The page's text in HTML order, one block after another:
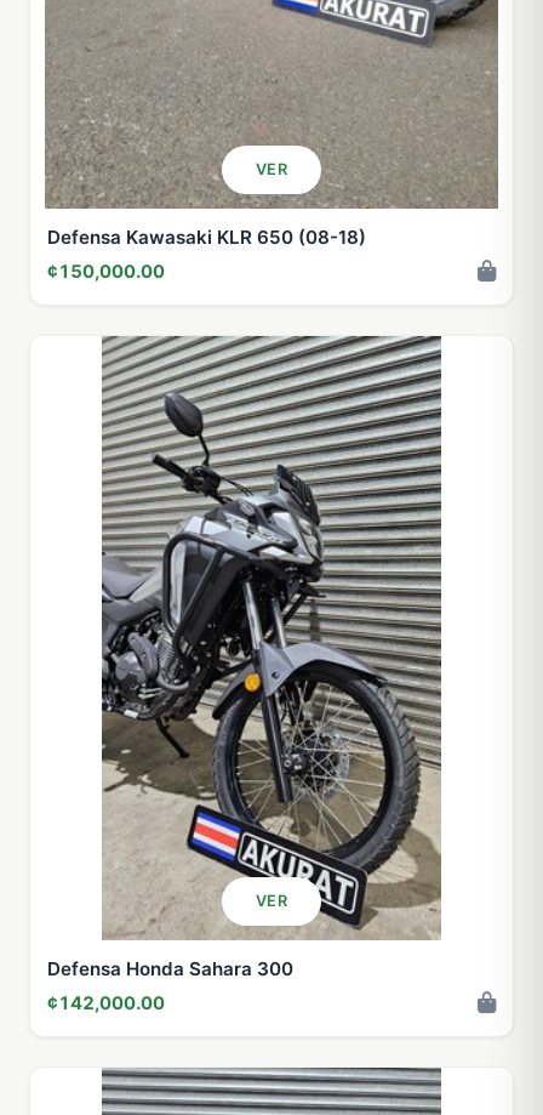
VER
Defensa Kawasaki KLR 650 (08-18)
¢150,000.00
VER
Defensa Honda Sahara 300
¢142,000.00